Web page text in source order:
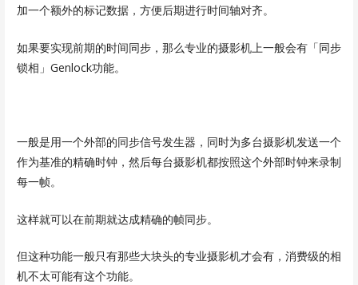
加一个额外的标记数据，方便后期进行时间轴对齐。
如果要实现前期的时间同步，那么专业的摄影机上一般会有「同步
锁相」Genlock功能。
一般是用一个外部的同步信号发生器，同时为多台摄影机发送一个
作为基准的精确时钟，然后每台摄影机都按照这个外部时钟来录制
每一帧。
这样就可以在前期就达成精确的帧同步。
但这种功能一般只有那些大块头的专业摄影机才会有，消费级的相
机不太可能有这个功能。